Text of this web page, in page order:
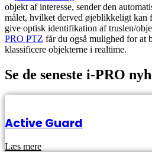
objekt af interesse, sender den
målet, hvilket derved øjeblikkeligt kan
give optisk identifikation af truslen/
PRO PTZ får du også mulighed for at
klassificere objekterne i realtime.
Se de seneste i-PRO
Active Guard
Læs mere